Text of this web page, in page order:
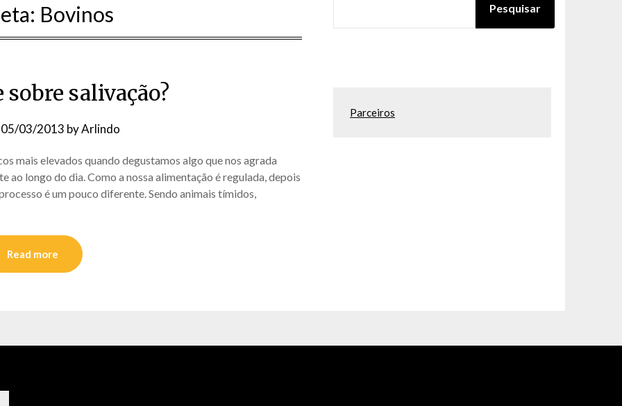
Bovinos
sobre salivação?
05/03/2013 byArlindo
mais elevados quando degustamos algo que nos agrada
ao longo do dia. Como a nossa alimentação é regulada, depois
é um pouco diferente. Sendo animais tímidos,
Read more
Pesquisar
Parceiros